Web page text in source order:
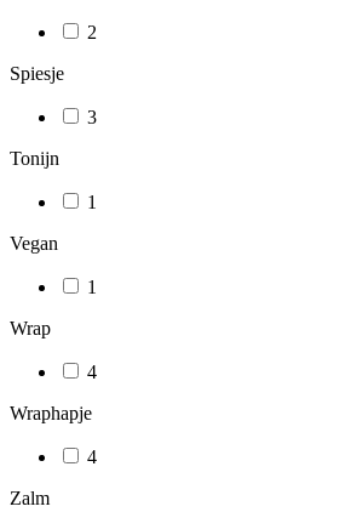
2
Spiesje
3
Tonijn
1
Vegan
1
Wrap
4
Wraphapje
4
Zalm